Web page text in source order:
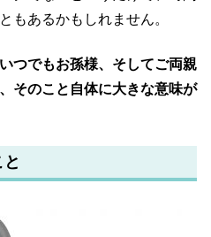
もあるかもしれません。
つでもお孫様、そしてご両親
そのこと自体に大きな意味が